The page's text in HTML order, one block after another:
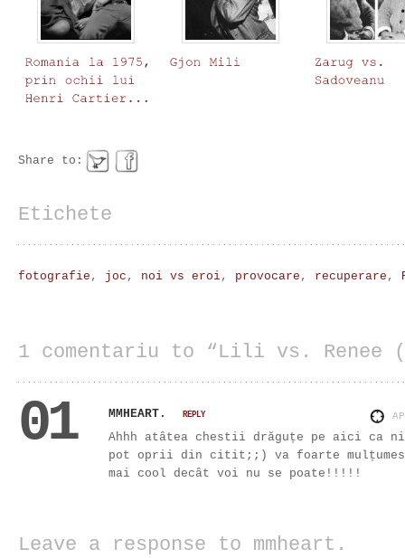
Share to:
Etichete
fotografie , joc , noi vs eroi, provocare , recuperare ,
1 comentariu to “Lili vs. Renee
01 MMHEART. REPLY
Ahhh atâtea chestii drăguțe pe aici ca
pot oprii din citit;;) va foarte
mai cool decât voi nu se poate!!!!!
Leave a response to mmheart.